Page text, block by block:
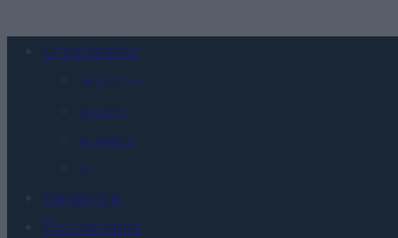
Urządzenia
SMARTFONY
TABLETY
WEARABLE
TV
Recenzje
Porównania